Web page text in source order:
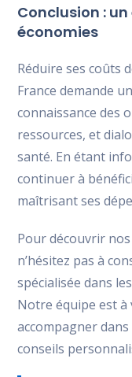
Conclusion :
économies
Réduire ses coûts
France demande
connaissance des
ressources, et
santé. En étant
continuer à
maîtrisant ses
Pour découvrir
n’hésitez pas à
spécialisée dans
Notre équipe est
accompagner
conseils